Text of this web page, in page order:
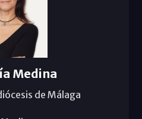
Medina
de Málaga